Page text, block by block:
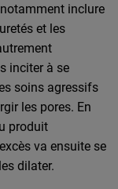
inclure
et les
inciter à se
soins agressifs
les pores. En
produit
va ensuite se
dilater.